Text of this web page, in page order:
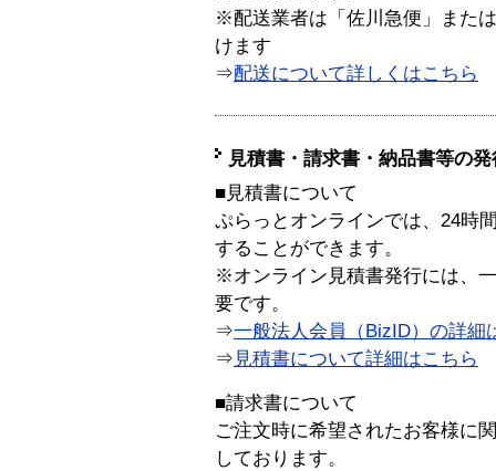
※配送業者は「佐川急便」また
けます
⇒配送について詳しくはこちら
見積書・請求書・納品書等の
■見積書について
ぷらっとオンラインでは、24時
することができます。
※オンライン見積書発行には、
要です。
⇒一般法人会員（BizID）の詳細
⇒ 見積書について詳細はこちら
■請求書について
ご注文時に希望されたお客様に
しております。